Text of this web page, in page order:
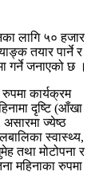
लागि ५० हजार
तयार पार्ने र
गर्ने जनाएको छ ।
रुपमा कार्यक्रम
दृष्टि (आँखा
ज्येष्ठ
स्वास्थ्य,
तथा मोटोपना र
महिनाका रुपमा